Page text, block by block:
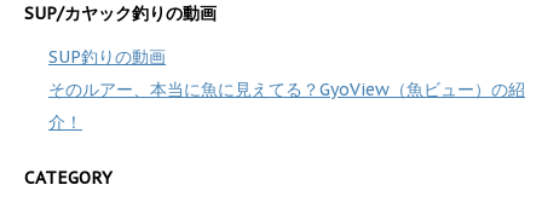
SUP/カヤック釣りの動画
SUP釣りの動画
そのルアー、本当に魚に見えてる？GyoView（魚ビュー）の紹
介！
CATEGORY